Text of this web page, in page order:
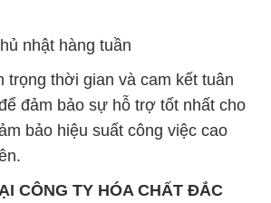
nhật hàng tuần
trọng thời gian và cam kết tuân
đảm bảo sự hỗ trợ tốt nhất cho
bảo hiệu suất công việc cao
CÔNG TY HÓA CHẤT ĐẮC